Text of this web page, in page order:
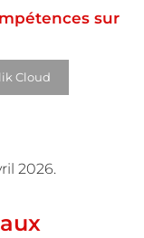
sur
Cloud
2026.